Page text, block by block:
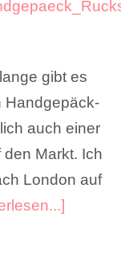
gibt es
Handgepäck-
auch einer
Markt. Ich
London auf